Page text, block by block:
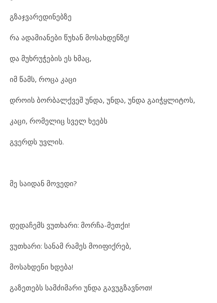
გზაჯვარედინებზე
რა ადამიანები წუხან მოსახდენზე!
და მუხრუჭების ეს ხმაც,
იმ წამს, როცა კაცი
დროის ბორბალქვეშ უნდა, უნდა, უნდა გაიჭყლიტოს,
კაცი, რომელიც სველ ხეებს
გვერდს უვლის.
მე საიდან მოვედი?
დედაჩემს ვუთხარი: მორჩა-მეთქი!
ვუთხარი: სანამ რამეს მოიფიქრებ,
მოსახდენი ხდება!
გაზეთებს სამძიმარი უნდა გავუგზავნოთ!